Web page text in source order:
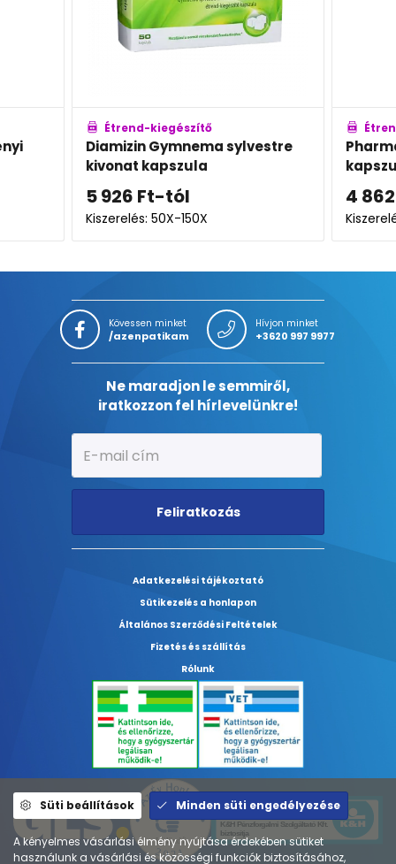
sylvestre
Étrend-kiegészítő
Pharmax Klimin slim focus
kapszula
4 862Ft
Kiszerelés: 60X
Kövessen minket
/azenpatikam
Hívjon minket
+3620 997 9977
Ne maradjon le semmiről,
iratkozzon fel hírlevelünkre!
Feliratkozás
Adatkezelési tájékoztató
Sütikezelés a honlapon
Általános Szerződési Feltételek
Fizetés és szállítás
Rólunk
Süti beállítások Minden süti engedélyezése
A kényelmes vásárlási élmény nyújtása érdekében sütiket
használunk a vásárlási és közösségi funkciók biztosításához,